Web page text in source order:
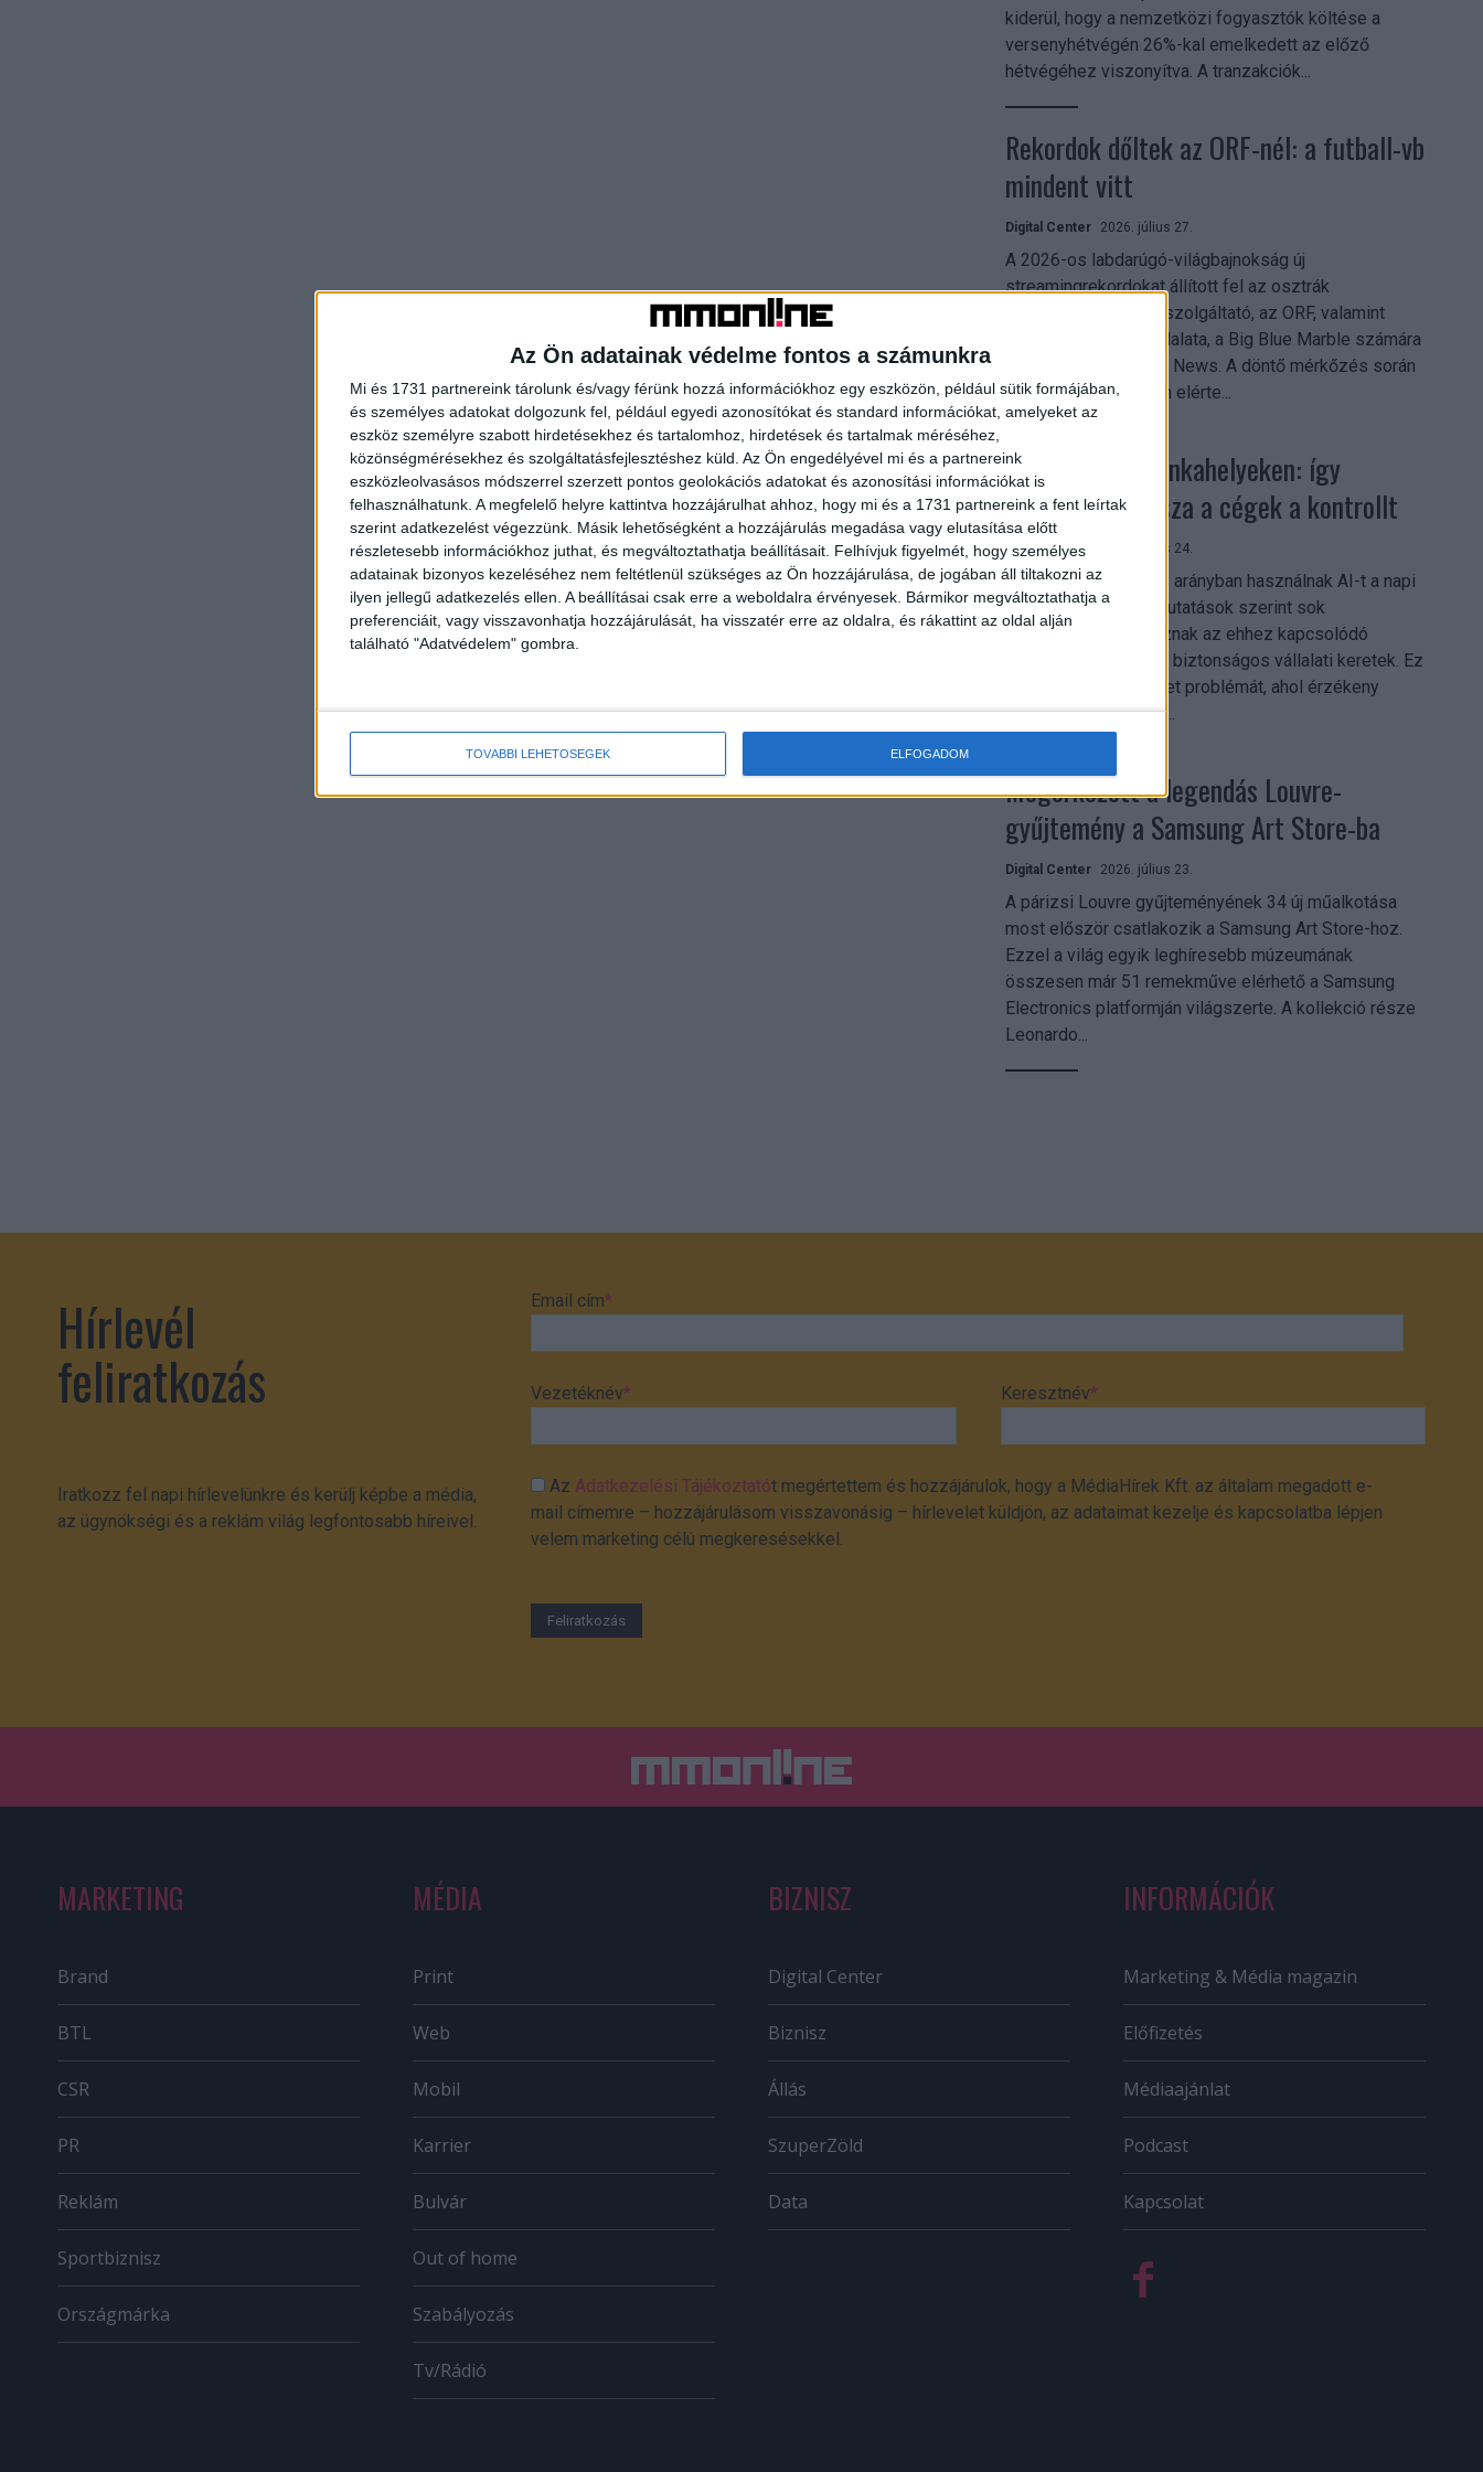
Az Ön adatainak védelme fontos a számunkra
Mi és 1731 partnereink tárolunk és/vagy férünk hozzá információkhoz egy eszközön, például sütik formájában,
és személyes adatokat dolgozunk fel, például egyedi azonosítókat és standard információkat, amelyeket az
eszköz személyre szabott hirdetésekhez és tartalomhoz, hirdetések és tartalmak méréséhez,
közönségmérésekhez és szolgáltatásfejlesztéshez küld. Az Ön engedélyével mi és a partnereink
eszközleolvasásos módszerrel szerzett pontos geolokációs adatokat és azonosítási információkat is
felhasználhatunk. A megfelelő helyre kattintva hozzájárulhat ahhoz, hogy mi és a 1731 partnereink a fent leírtak
szerint adatkezelést végezzünk. Másik lehetőségként a hozzájárulás megadása vagy elutasítása előtt
részletesebb információkhoz juthat, és megváltoztathatja beállításait. Felhívjuk figyelmét, hogy személyes
adatainak bizonyos kezeléséhez nem feltétlenül szükséges az Ön hozzájárulása, de jogában áll tiltakozni az
ilyen jellegű adatkezelés ellen. A beállításai csak erre a weboldalra érvényesek. Bármikor megváltoztathatja a
preferenciáit, vagy visszavonhatja hozzájárulását, ha visszatér erre az oldalra, és rákattint az oldal alján
található "Adatvédelem" gombra.
TOVÁBBI LEHETŐSÉGEK ELFOGADOM
kiderül, hogy a nemzetközi fogyasztók költése a
versenyhétvégén 26%-kal emelkedett az előző
hétvégéhez viszonyítva. A tranzakciók...
Rekordok dőltek az ORF-nél: a futball-vb
mindent vitt
Digital Center 2026. július 27.
A 2026-os labdarúgó-világbajnokság új
streamingrekordokat állított fel az osztrák
közszolgálati műsorszolgáltató, az ORF, valamint
technológiai leányvállalata, a Big Blue Marble számára
– írja a Broadband TV News. A döntő mérkőzés során
az átlagos nézőszám elérte...
Shadow AI a munkahelyeken: így
szerezhetik vissza a cégek a kontrollt
Digital Center 2026. július 24.
A munkavállalók nagy arányban használnak AI-t a napi
munkában, ám friss kutatások szerint sok
szervezetnél hiányoznak az ehhez kapcsolódó
világos irányelvek és biztonságos vállalati keretek. Ez
különösen ott jelenthet problémát, ahol érzékeny
üzleti információkkal...
Megérkezett a legendás Louvre-
gyűjtemény a Samsung Art Store-ba
Digital Center 2026. július 23.
A párizsi Louvre gyűjteményének 34 új műalkotása
most először csatlakozik a Samsung Art Store-hoz.
Ezzel a világ egyik leghíresebb múzeumának
összesen már 51 remekműve elérhető a Samsung
Electronics platformján világszerte. A kollekció része
Leonardo...
Hírlevél
feliratkozás
Iratkozz fel napi hírlevelünkre és kerülj képbe a média,
az ügynökségi és a reklám világ legfontosabb híreivel.
Email cím*
Vezetéknév* Keresztnév*
AzAdatkezelési Tájékoztatót megértettem és hozzájárulok, hogy a MédiaHírek Kft. az általam megadott e-
mail címemre – hozzájárulásom visszavonásig – hírlevelet küldjön, az adataimat kezelje és kapcsolatba lépjen
velem marketing célú megkeresésekkel.
MARKETING
Brand
BTL
CSR
PR
Reklám
Sportbiznisz
Országmárka
MÉDIA
Print
Web
Mobil
Karrier
Bulvár
Out of home
Szabályozás
Tv/Rádió
BIZNISZ
Digital Center
Biznisz
Állás
SzuperZöld
Data
INFORMÁCIÓK
Marketing & Média magazin
Előfizetés
Médiaajánlat
Podcast
Kapcsolat